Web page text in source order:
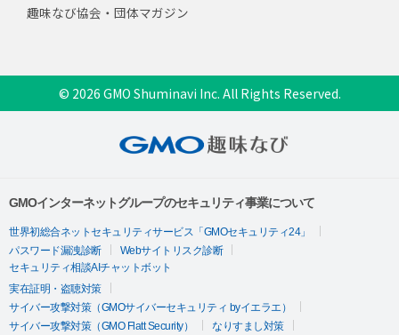
趣味なび協会・団体マガジン
© 2026 GMO Shuminavi Inc. All Rights Reserved.